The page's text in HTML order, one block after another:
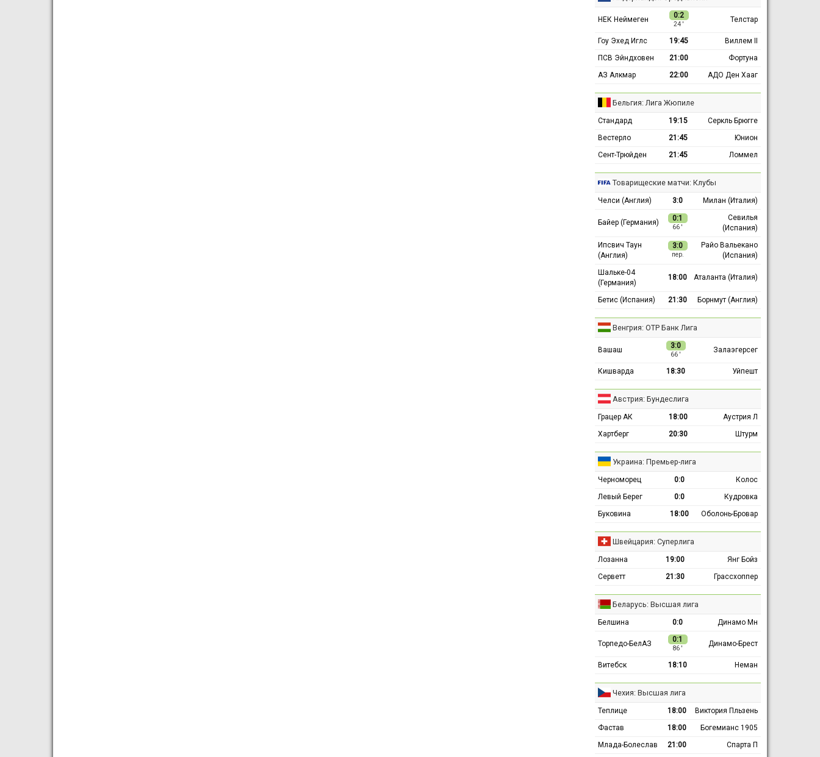
НЕК Неймеген 0:2
24 ′
Телстар
Гоу Эхед Иглс 19:45
Виллем II
ПСВ Эйндховен
21:00
Фортуна
АЗ Алкмар
22:00 АДО Ден Хааг
Бельгия: Лига Жюпиле
Стандард 19:15
Серкль Брюгге
Вестерло
21:45
Юнион
Сент-Трюйден
21:45 Ломмел
Товарищеские матчи: Клубы
Челси (Англия) 3:0 Милан (Италия)
Байер (Германия) 0:1
66 ′
Севилья
(Испания)
Ипсвич Таун
(Англия)
3:0
пер.
Райо Вальекано
(Испания)
Шальке-04
(Германия)
18:00 Аталанта (Италия)
Бетис (Испания) 21:30 Борнмут (Англия)
Венгрия: ОТР Банк Лига
Вашаш 3:0
66 ′
Залаэгерсег
Кишварда 18:30 Уйпешт
Австрия: Бундеслига
Грацер АК 18:00
Аустрия Л
Хартберг
20:30 Штурм
Украина: Премьер-лига
Черноморец 0:0
Колос
Левый Берег
0:0
Кудровка
Буковина
18:00 Оболонь-Бровар
Швейцария: Суперлига
Лозанна 19:00
Янг Бойз
Серветт
21:30 Грассхоппер
Беларусь: Высшая лига
Белшина 0:0 Динамо Мн
Торпедо-БелАЗ 0:1
86 ′
Динамо-Брест
Витебск 18:10 Неман
Чехия: Высшая лига
Теплице 18:00
Виктория Пльзень
Фастав
18:00
Богемианс 1905
Млада-Болеслав
21:00 Спарта П